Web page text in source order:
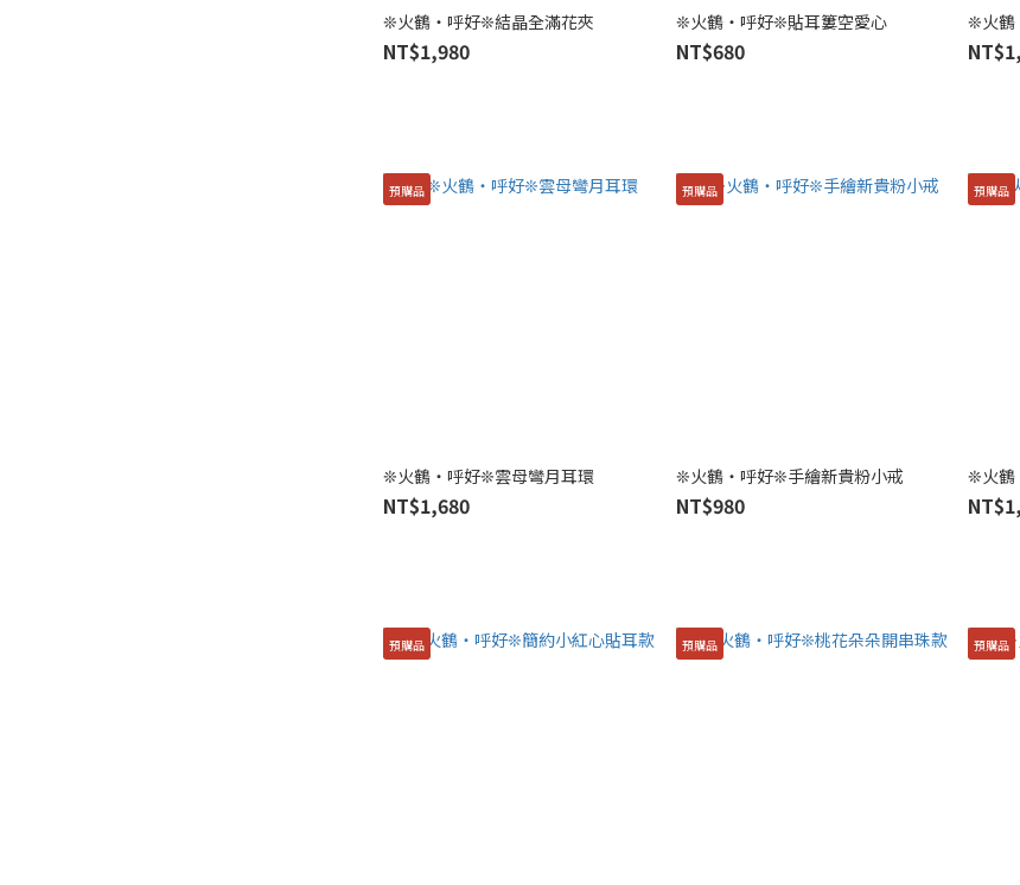
❊火鶴・呼好❊結晶全滿花夾
NT$1,980
❊火鶴・呼好❊貼耳簍空愛心
NT$680
❊火鶴
預購品
❊火鶴・呼好❊雲母彎月耳環
NT$1,680
預購品
❊火鶴・呼好❊手繪新貴粉小戒
NT$980
預購品
❊火鶴
預購品 預購品 預購品